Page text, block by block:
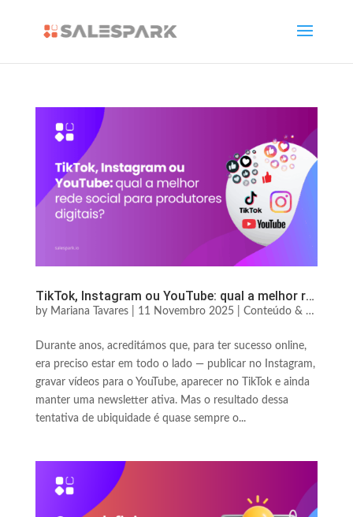
TikTok, Instagram ou YouTube: qual a melhor rede social para produtores digitais?
by Mariana Tavares| 11 Novembro 2025| Conteúdo & Audiência
Durante anos, acreditámos que, para ter sucesso online,
era preciso estar em todo o lado — publicar no Instagram,
gravar vídeos para o YouTube, aparecer no TikTok e ainda
manter uma newsletter ativa. Mas o resultado dessa
tentativa de ubiquidade é quase sempre o...